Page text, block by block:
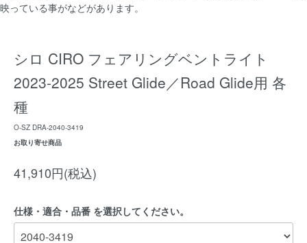
映っている事がなどがあります。
シロ CIRO フェアリングベントライト
2023-2025 Street Glide／Road Glide用 各
種
O-SZ DRA-2040-3419
お取り寄せ商品
41,910円(税込)
仕様・適合・品番 を選択してください。